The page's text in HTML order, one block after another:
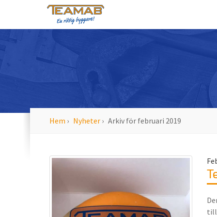
Hem › Nyheter › Arkiv för februari 2019